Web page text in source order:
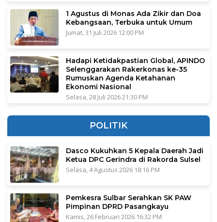
1 Agustus di Monas Ada Zikir dan Doa
Kebangsaan, Terbuka untuk Umum
Jumat, 31 Juli 2026 12:00 PM
Hadapi Ketidakpastian Global, APINDO
Selenggarakan Rakerkonas ke-35
Rumuskan Agenda Ketahanan
Ekonomi Nasional
Selasa, 28 Juli 2026 21:30 PM
POLITIK
Dasco Kukuhkan 5 Kepala Daerah Jadi
Ketua DPC Gerindra di Rakorda Sulsel
Selasa, 4 Agustus 2026 18:16 PM
Pemkesra Sulbar Serahkan SK PAW
Pimpinan DPRD Pasangkayu
Kamis, 26 Februari 2026 16:32 PM